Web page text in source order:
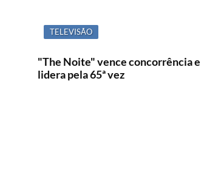
TELEVISÃO
"The Noite" vence concorrência e
lidera pela 65ª vez